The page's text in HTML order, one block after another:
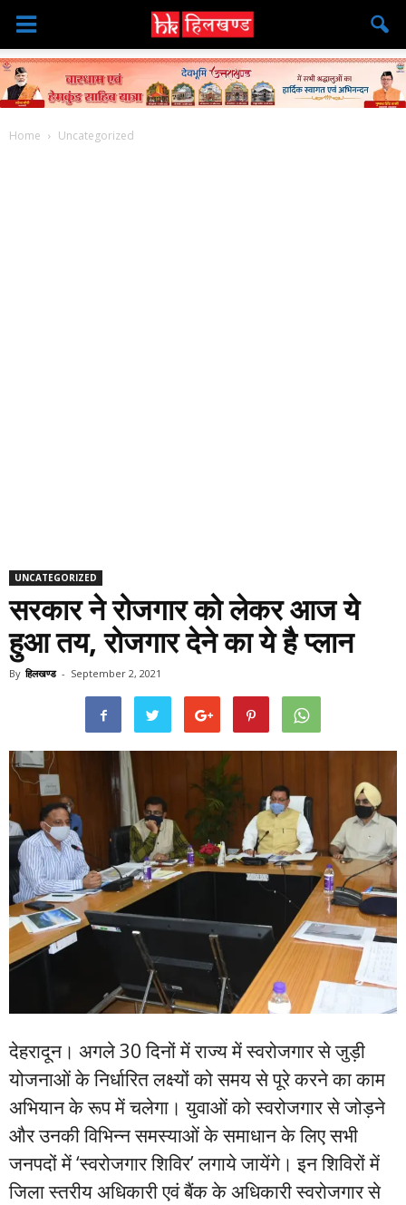
Home Uncategorized
UNCATEGORIZED
सरकार ने रोजगार को लेकर आज ये
हुआ तय, रोजगार देने का ये है प्लान
By हिलखण्ड - September 2, 2021
देहरादून। अगले 30 दिनों में राज्य में स्वरोजगार से जुड़ी
योजनाओं के निर्धारित लक्ष्यों को समय से पूरे करने का काम
अभियान के रूप में चलेगा। युवाओं को स्वरोजगार से जोड़ने
और उनकी विभिन्न समस्याओं के समाधान के लिए सभी
जनपदों में ‘स्वरोजगार शिविर’ लगाये जायेंगे। इन शिविरों में
जिला स्तरीय अधिकारी एवं बैंक के अधिकारी स्वरोजगार से